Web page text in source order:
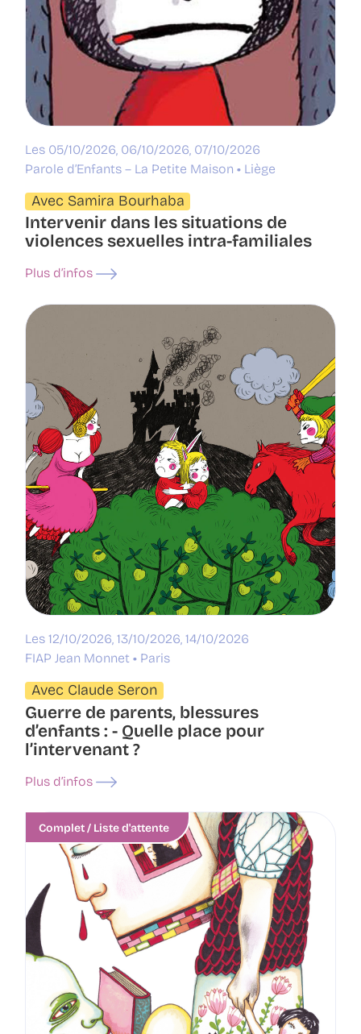
Les 05/10/2026, 06/10/2026, 07/10/2026
Parole d’Enfants – La Petite Maison
Liège
Avec Samira Bourhaba
Intervenir dans les situations de
violences sexuelles intra-familiales
Plus d’infos
Les 12/10/2026, 13/10/2026, 14/10/2026
FIAP Jean Monnet
Paris
Avec Claude Seron
Guerre de parents, blessures
d’enfants : - Quelle place pour
l’intervenant ?
Plus d’infos
Complet / Liste d'attente